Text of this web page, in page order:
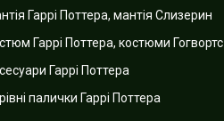
Гаррі Поттера, мантія Слизерин
Гаррі Поттера, костюми Гогвортс
Гаррі Поттера
палички Гаррі Поттера